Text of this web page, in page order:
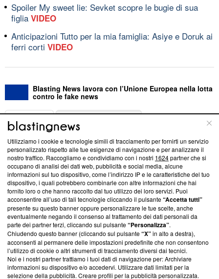
Spoiler My sweet lie: Sevket scopre le bugie di sua
figlia VIDEO
Anticipazioni Tutto per la mia famiglia: Asiye e Doruk ai
ferri corti VIDEO
Blasting News lavora con l’Unione Europea nella lotta
contro le fake news
ABOUT
Questa sezione offre informazioni trasparenti su Blasting
News, sui nostri processi editoriali e su come ci impegniamo a
creare news di qualità. Inoltre, afferma la nostra aderenza a
‘Trust Project - News with Integrity’Blasting News non è
ancora membro del programma, ma ha richiesto di farne
parte; Trust Project non ha ancora effettuato una verifica di
conformità agli standard.
Su di noi
Team editoriale
Corporate
Utilizziamo i cookie e tecnologie simili di tracciamento per fornirti un servizio
personalizzato rispetto alle tue esigenze di navigazione e per analizzare il
nostro traffico. Raccogliamo e condividiamo con i nostri 1624partner che si
occupano di analisi dei dati web, pubblicità e social media, alcune
informazioni sul tuo dispositivo, come l’indirizzo IP e le caratteristiche del tuo
dispositivo, i quali potrebbero combinarle con altre informazioni che hai
fornito loro o che hanno raccolto dal tuo utilizzo dei loro servizi. Puoi
acconsentire all’uso di tali tecnologie cliccando il pulsante“Accetta tutti”
presente su questo banner oppure personalizzare le tue scelte, anche
eventualmente negando il consenso al trattamento dei dati personali da
parte dei partner terzi, cliccando sul pulsante“Personalizza”.
Chiudendo questo banner (cliccando sul pulsante“X”in alto a destra),
acconsenti al permanere delle impostazioni predefinite che non consentono
l’utilizzo di cookie o altri strumenti di tracciamento diversi dai tecnici.
Noi e i nostri partner trattiamo i tuoi dati di navigazione per: Archiviare
informazioni su dispositivo e/o accedervi. Utilizzare dati limitati per la
selezione della pubblicità. Creare profili per la pubblicità personalizzata.